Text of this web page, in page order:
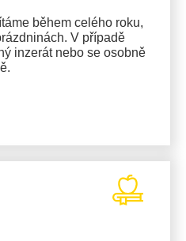
během celého roku,
V případě
inzerát nebo se osobně